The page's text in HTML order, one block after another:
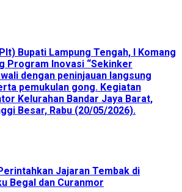
Bupati Lampung Tengah, I Komang
Program Inovasi “Sekinker
dengan peninjauan langsung
pemukulan gong. Kegiatan
Kelurahan Bandar Jaya Barat,
Besar, Rabu (20/05/2026).
Jajaran Tembak di
Begal dan Curanmor